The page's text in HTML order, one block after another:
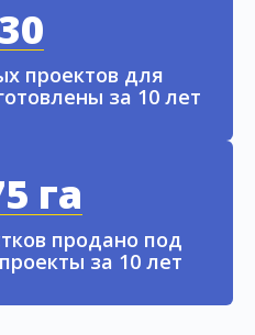
проектов для
за 10 лет
га
продано под
за 10 лет